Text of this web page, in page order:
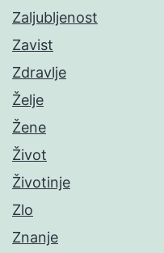
Zaljubljenost
Zavist
Zdravlje
Želje
Žene
Život
Životinje
Zlo
Znanje